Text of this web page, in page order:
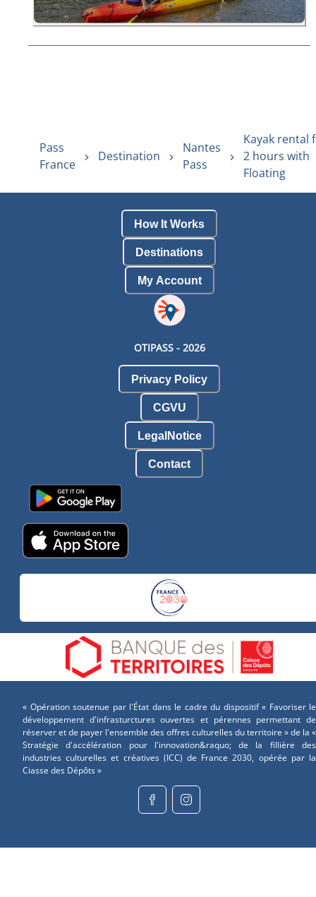
Pass
France
Destination
Nantes
Pass
Kayak rental
2 hours with
Floating
How It Works
Destinations
My Account
OTIPASS - 2026
Privacy Policy
CGVU
LegalNotice
Contact
« Opération soutenue par l'État dans le cadre du dispositif « Favoriser le
développement d'infrasturctures ouvertes et pérennes permettant de
réserver et de payer l'ensemble des offres culturelles du territoire » de la «
Stratégie d'accélération pour l'innovation&raquo; de la fillière des
industries culturelles et créatives (ICC) de France 2030, opérée par la
Ciasse des Dépôts »